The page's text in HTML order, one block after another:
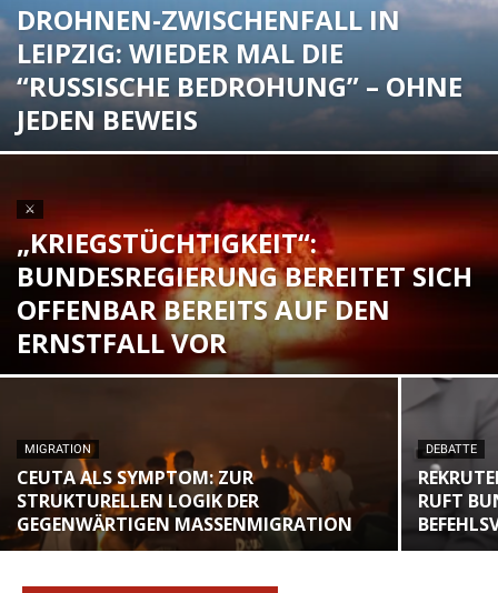
DROHNEN-ZWISCHENFALL IN
LEIPZIG: WIEDER MAL DIE
“RUSSISCHE BEDROHUNG” – OHNE
JEDEN BEWEIS
⚔
„KRIEGSTÜCHTIGKEIT“:
BUNDESREGIERUNG BEREITET SICH
OFFENBAR BEREITS AUF DEN
ERNSTFALL VOR
MIGRATION
CEUTA ALS SYMPTOM: ZUR
STRUKTURELLEN LOGIK DER
GEGENWÄRTIGEN MASSENMIGRATION
DEBATTE
RUFT